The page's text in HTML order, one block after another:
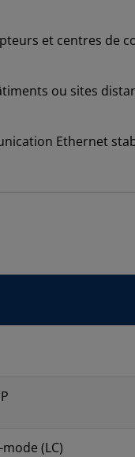
et centres de
ou sites
Ethernet
(LC)